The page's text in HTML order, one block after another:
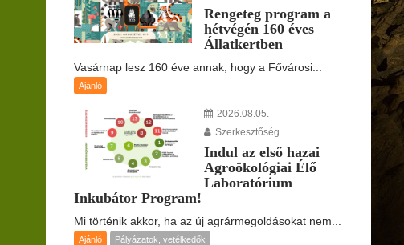
Rengeteg program a
hétvégén 160 éves
Állatkertben
Vasárnap lesz 160 éve annak, hogy a Fővárosi...
Ajánló
2026.08.05.
Szerkesztőség
Indul az első hazai
Agroökológiai Élő
Laboratórium
Inkubátor Program!
Mi történik akkor, ha az új agrármegoldásokat nem...
Ajánló Pályázatok, vetélkedők